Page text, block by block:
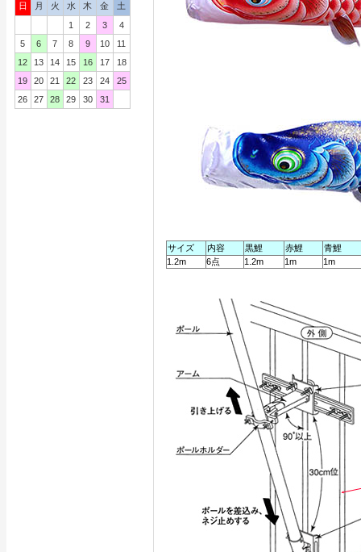
日
月 火 水 木 金
土
1
2 3
4
5
6 7 8 9 10
11
12
13 14 15 16 17
18
19
20 21 22 23 24
25
26
27 28 29 30 31
サイズ 内容 黒鯉 赤鯉
青鯉
1.2m
6点 1.2m 1m 1m